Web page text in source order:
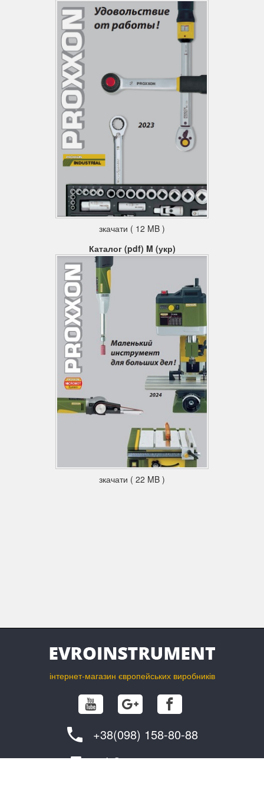
зкачати ( 12 MB )
Каталог (pdf) M (укр)
зкачати ( 22 MB )
інтернет-магазин європейських виробників
+38(098) 158-80-88
info@evroinstrument.com